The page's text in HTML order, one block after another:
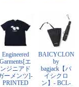
Engineered
Garments[エ
ンジニアド
ーメンツ]-
PRINTED
BAICYCLON
by
bagjack【バ
イシクロ
ン】- BCL-